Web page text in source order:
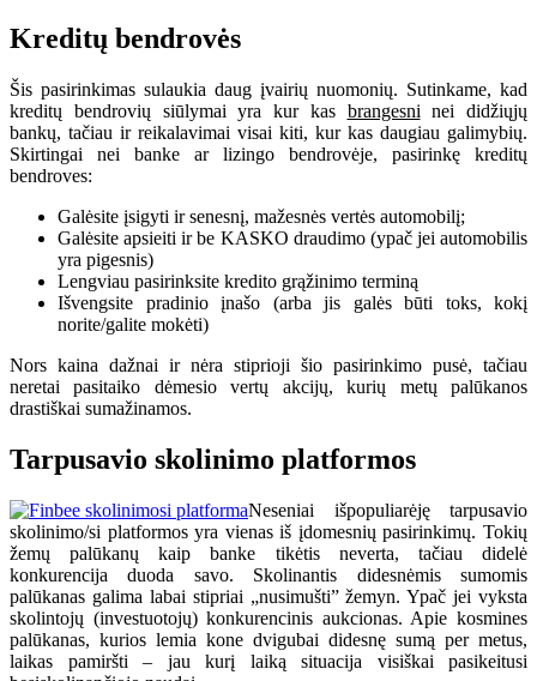
Kreditų bendrovės
Šis pasirinkimas sulaukia daug įvairių nuomonių. Sutinkame, kad
kreditų bendrovių siūlymai yra kur kas brangesni nei didžiųjų
bankų, tačiau ir reikalavimai visai kiti, kur kas daugiau galimybių.
Skirtingai nei banke ar lizingo bendrovėje, pasirinkę kreditų
bendroves:
Galėsite įsigyti ir senesnį, mažesnės vertės automobilį;
Galėsite apsieiti ir be KASKO draudimo (ypač jei automobilis
yra pigesnis)
Lengviau pasirinksite kredito grąžinimo terminą
Išvengsite pradinio įnašo (arba jis galės būti toks, kokį
norite/galite mokėti)
Nors kaina dažnai ir nėra stiprioji šio pasirinkimo pusė, tačiau
neretai pasitaiko dėmesio vertų akcijų, kurių metų palūkanos
drastiškai sumažinamos.
Tarpusavio skolinimo platformos
Neseniai išpopuliarėję tarpusavio
skolinimo/si platformos yra vienas iš įdomesnių pasirinkimų. Tokių
žemų palūkanų kaip banke tikėtis neverta, tačiau didelė
konkurencija duoda savo. Skolinantis didesnėmis sumomis
palūkanas galima labai stipriai „nusimušti” žemyn. Ypač jei vyksta
skolintojų (investuotojų) konkurencinis aukcionas. Apie kosmines
palūkanas, kurios lemia kone dvigubai didesnę sumą per metus,
laikas pamiršti – jau kurį laiką situacija visiškai pasikeitusi